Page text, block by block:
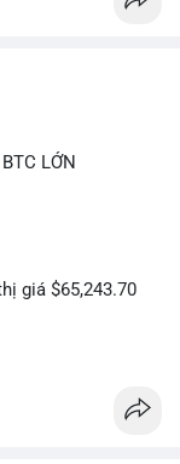
LỚN
giá $65,243.70
được di chuyển